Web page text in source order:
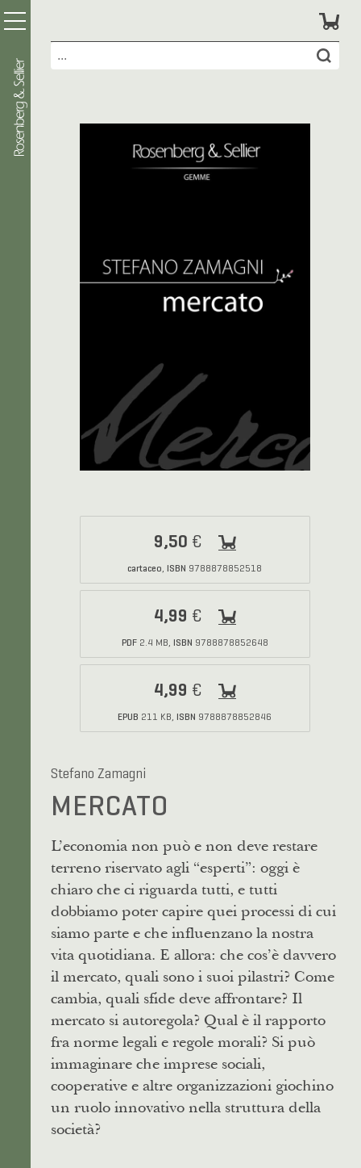
9,50 €
cartaceo, ISBN 9788878852518
4,99 €
PDF2.4 MB, ISBN 9788878852648
4,99 €
EPUB 211 KB, ISBN 9788878852846
Stefano Zamagni
MERCATO
L’economia non può e non deve restare
terreno riservato agli “esperti”: oggi è
chiaro che ci riguarda tutti, e tutti
dobbiamo poter capire quei processi di cui
siamo parte e che influenzano la nostra
vita quotidiana. E allora: che cos’è davvero
il mercato, quali sono i suoi pilastri? Come
cambia, quali sfide deve affrontare? Il
mercato si autoregola? Qual è il rapporto
fra norme legali e regole morali? Si può
immaginare che imprese sociali,
cooperative e altre organizzazioni giochino
un ruolo innovativo nella struttura della
società?